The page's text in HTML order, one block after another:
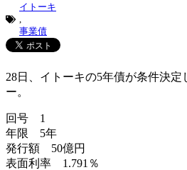
イトーキ
事業債
28日、イトーキの5年債が条件決定
ー。
回号 1
年限 5年
発行額 50億円
表面利率 1.791％